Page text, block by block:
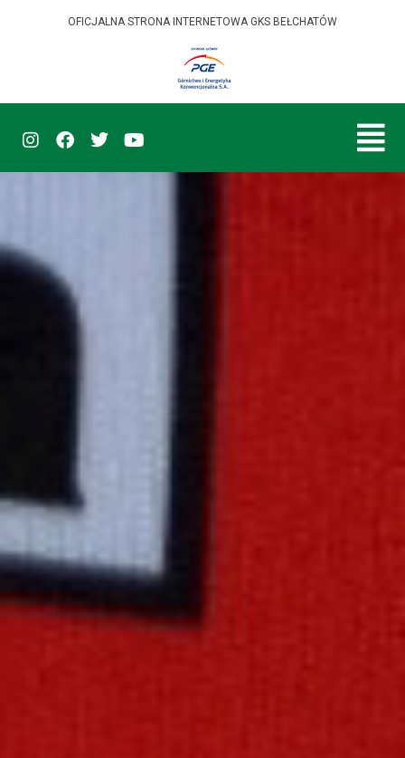
OFICJALNA STRONA INTERNETOWA GKS BEŁCHATÓW